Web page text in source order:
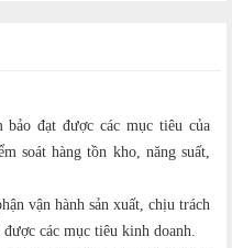
bảo đạt được các mục tiêu của
soát hàng tồn kho, năng suất,
vận hành sản xuất, chịu trách
các mục tiêu kinh doanh.